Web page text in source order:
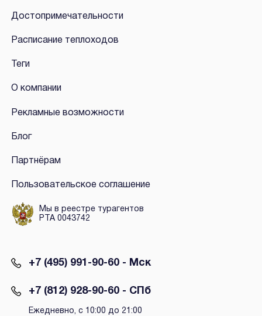
Достопримечательности
Расписание теплоходов
Теги
О компании
Рекламные возможности
Блог
Партнёрам
Пользовательское соглашение
Мы в реестре турагентов
РТА 0043742
+7 (495) 991-90-60 - Мск
+7 (812) 928-90-60 - СПб
Ежедневно, с 10:00 до 21:00